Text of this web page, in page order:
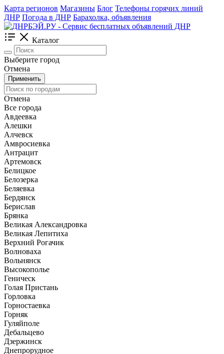
Карта регионов Магазины Блог Телефоны горячих линий
ДНР Погода в ДНР Барахолка, объявления
Каталог
Выберите город
Отмена
Применить
Отмена
Все города
Авдеевка
Алешки
Алчевск
Амвросиевка
Антрацит
Артемовск
Белицкое
Белозерка
Беляевка
Бердянск
Берислав
Брянка
Великая Александровка
Великая Лепитиха
Верхний Рогачик
Волноваха
Вольнянск
Высокополье
Геническ
Голая Пристань
Горловка
Горностаевка
Горняк
Гуляйполе
Дебальцево
Дзержинск
Днепрорудное